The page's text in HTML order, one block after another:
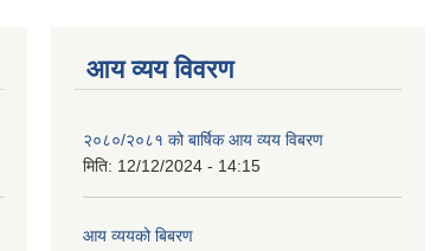
आय व्यय विवरण
२०८०/२०८१ को बार्षिक आय व्यय विबरण
मिति: 12/12/2024 - 14:15
आय व्ययको बिबरण